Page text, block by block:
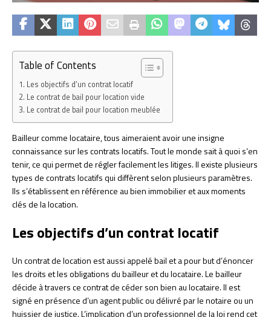
Table of Contents
Les objectifs d’un contrat locatif
Le contrat de bail pour location vide
Le contrat de bail pour location meublée
Bailleur comme locataire, tous aimeraient avoir une insigne
connaissance sur les contrats locatifs. Tout le monde sait à quoi s’en
tenir, ce qui permet de régler facilement les litiges. Il existe plusieurs
types de contrats locatifs qui diffèrent selon plusieurs paramètres.
Ils s’établissent en référence au bien immobilier et aux moments
clés de la location.
Les objectifs d’un contrat locatif
Un contrat de location est aussi appelé bail et a pour but d’énoncer
les droits et les obligations du bailleur et du locataire. Le bailleur
décide à travers ce contrat de céder son bien au locataire. Il est
signé en présence d’un agent public ou délivré par le notaire ou un
huissier de justice. L’implication d’un professionnel de la loi rend cet